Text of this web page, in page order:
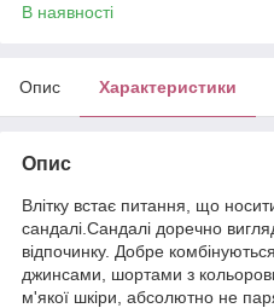
В наявності
Опис Характеристики
Опис
Влітку встає питання, що
сандалі.Сандалі доречно
відпочинку. Добре
джинсами, шортами з
м'якої шкіри, абсолютно не